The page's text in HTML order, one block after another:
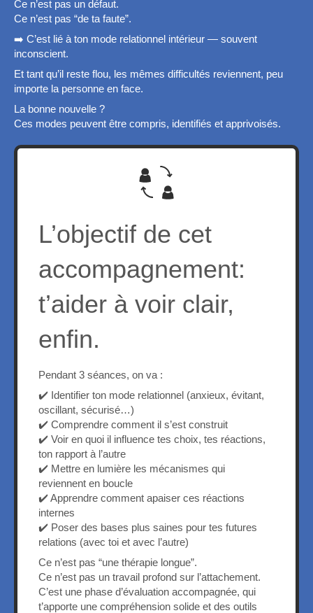
Ce n’est pas un défaut.
Ce n’est pas “de ta faute”.
➡️ C’est lié à ton mode relationnel intérieur — souvent
inconscient.
Et tant qu’il reste flou, les mêmes difficultés reviennent, peu
importe la personne en face.
La bonne nouvelle ?
Ces modes peuvent être compris, identifiés et apprivoisés.
L’objectif de cet
accompagnement:
t’aider à voir clair,
enfin.
Pendant 3 séances, on va :
✔️ Identifier ton mode relationnel (anxieux, évitant,
oscillant, sécurisé…)
✔️ Comprendre comment il s’est construit
✔️ Voir en quoi il influence tes choix, tes réactions,
ton rapport à l’autre
✔️ Mettre en lumière les mécanismes qui
reviennent en boucle
✔️ Apprendre comment apaiser ces réactions
internes
✔️ Poser des bases plus saines pour tes futures
relations (avec toi et avec l’autre)
Ce n’est pas “une thérapie longue”.
Ce n’est pas un travail profond sur l’attachement.
C’est une phase d’évaluation accompagnée, qui
t’apporte une compréhension solide et des outils